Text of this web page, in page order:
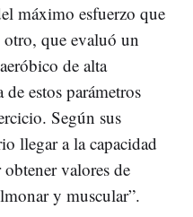
máximo esfuerzo que
otro, que evaluó un
de alta
estos parámetros
Según sus
llegar a la capacidad
valores de
y muscular”.